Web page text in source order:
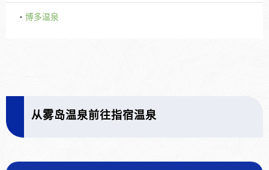
・ 博多温泉
从雾岛温泉前往指宿温泉